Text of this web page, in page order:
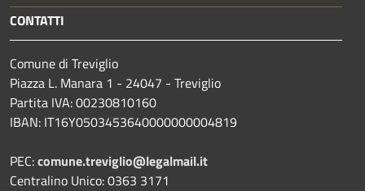
CONTATTI
Comune di Treviglio
Piazza L. Manara 1 - 24047 - Treviglio
Partita IVA: 00230810160
IBAN: IT16Y0503453640000000004819
PEC:comune.treviglio@legalmail.it
Centralino Unico: 0363 3171